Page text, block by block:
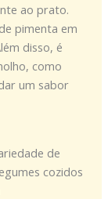
ao prato.
pimenta em
disso, é
como
um sabor
de
cozidos